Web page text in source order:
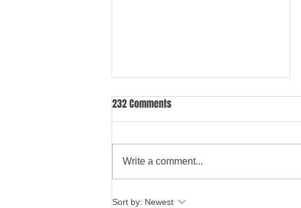
Caroline Dinenage pays tribute to
232 Comments
Write a comment...
Sort by: Newest